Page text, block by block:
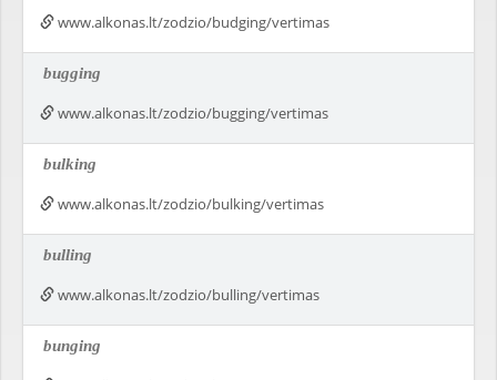
www.alkonas.lt/zodzio/budging/vertimas
bugging
www.alkonas.lt/zodzio/bugging/vertimas
bulking
www.alkonas.lt/zodzio/bulking/vertimas
bulling
www.alkonas.lt/zodzio/bulling/vertimas
bunging